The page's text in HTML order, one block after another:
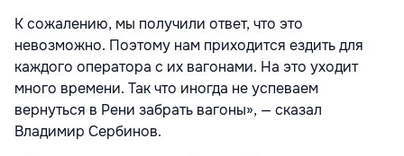
К сожалению, мы получили ответ, что это
невозможно. Поэтому нам приходится ездить для
каждого оператора с их вагонами. На это уходит
много времени. Так что иногда не успеваем
вернуться в Рени забрать вагоны», — сказал
Владимир Сербинов.